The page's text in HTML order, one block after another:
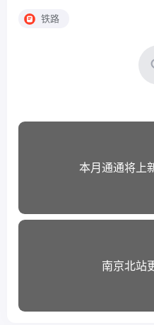
铁路
本月通通将上
南京北站